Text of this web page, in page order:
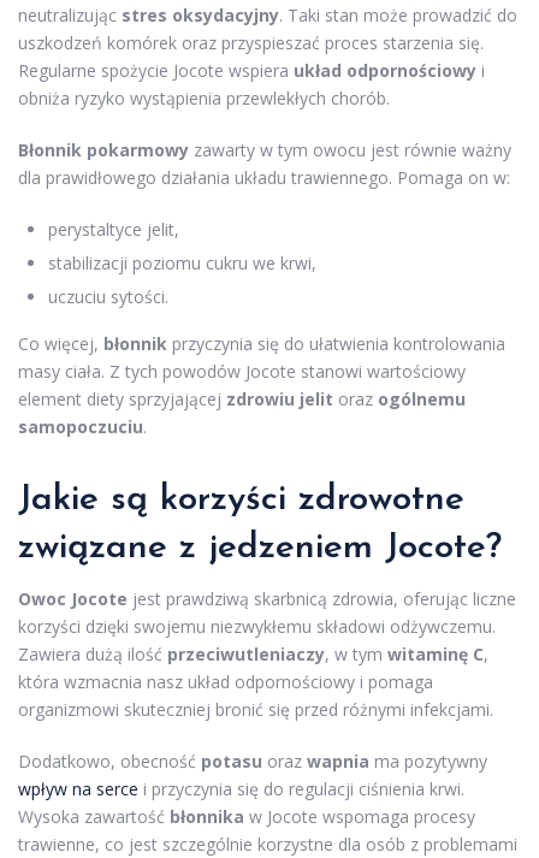
neutralizując stres oksydacyjny. Taki stan może prowadzić do
uszkodzeń komórek oraz przyspieszać proces starzenia się.
Regularne spożycie Jocote wspiera układ odpornościowy i
obniża ryzyko wystąpienia przewlekłych chorób.
Błonnik pokarmowy zawarty w tym owocu jest równie ważny
dla prawidłowego działania układu trawiennego. Pomaga on w:
perystaltyce jelit,
stabilizacji poziomu cukru we krwi,
uczuciu sytości.
Co więcej, błonnik przyczynia się do ułatwienia kontrolowania
masy ciała. Z tych powodów Jocote stanowi wartościowy
element diety sprzyjającej zdrowiu jelit oraz ogólnemu
samopoczuciu.
Jakie są korzyści zdrowotne
związane z jedzeniem Jocote?
Owoc Jocote jest prawdziwą skarbnicą zdrowia, oferując liczne
korzyści dzięki swojemu niezwykłemu składowi odżywczemu.
Zawiera dużą ilość przeciwutleniaczy, w tym witaminę C,
która wzmacnia nasz układ odpornościowy i pomaga
organizmowi skuteczniej bronić się przed różnymi infekcjami.
Dodatkowo, obecność potasu oraz wapnia ma pozytywny
wpływ na serce i przyczynia się do regulacji ciśnienia krwi.
Wysoka zawartość błonnika w Jocote wspomaga procesy
trawienne, co jest szczególnie korzystne dla osób z problemami